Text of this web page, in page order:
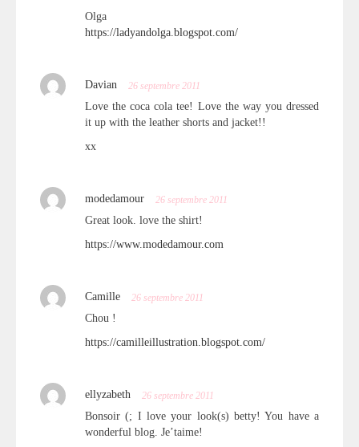
Olga
https://ladyandolga.blogspot.com/
Davian 26 septembre 2011
Love the coca cola tee! Love the way you dressed
it up with the leather shorts and jacket!!
xx
modedamour 26 septembre 2011
Great look. love the shirt!
https://www.modedamour.com
Camille 26 septembre 2011
Chou !
https://camilleillustration.blogspot.com/
ellyzabeth 26 septembre 2011
Bonsoir (; I love your look(s) betty! You have a
wonderful blog. Je’taime!